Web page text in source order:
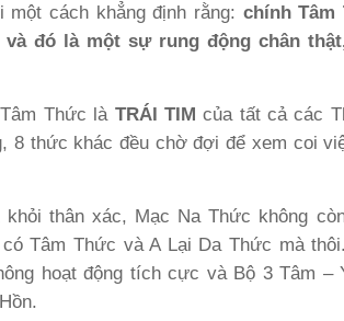
cách khẳng định rằng: chính Tâm
và đó là một sự rung động chân
Thức là TRÁI TIM của tất cả các
8 thức khác đều chờ đợi để xem coi
thân xác, Mạc Na Thức không
Tâm Thức và A Lại Da Thức mà
hoạt động tích cực và Bộ 3 Tâm –